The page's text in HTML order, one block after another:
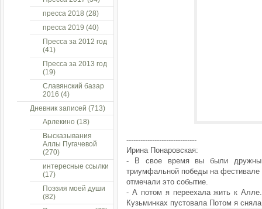
------------------------------
Ирина Понаровская:
- В свое время вы были дружны
триумфальной победы на
отмечали это событие.
- А потом я переехала жить к
Кузьминках пустовала Потом я
пресса 2018 (28)
пресса 2019 (40)
Пресса за 2012 год
(41)
Пресса за 2013 год
(19)
Славянский базар
2016 (4)
Дневник записей (713)
Арлекино (18)
Высказывания
Аллы Пугачевой
(270)
интересные ссылки
(17)
Поэзия моей души
(82)